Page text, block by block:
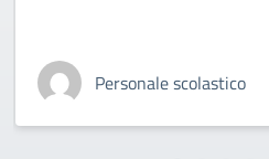
Personale scolastico